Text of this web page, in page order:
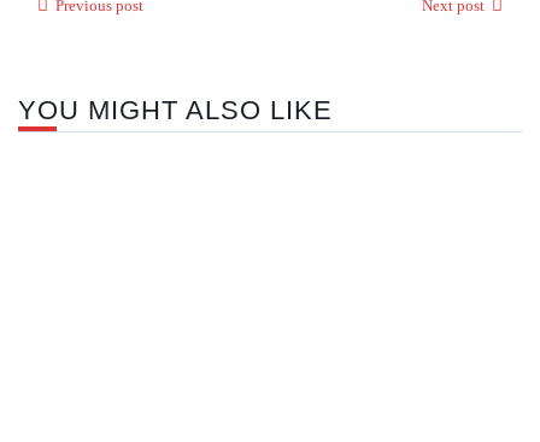
Previous post Next post
YOU MIGHT ALSO LIKE